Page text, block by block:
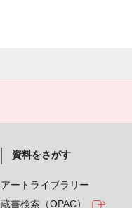
資料をさがす
アートライブラリー
蔵書検索（OPAC）